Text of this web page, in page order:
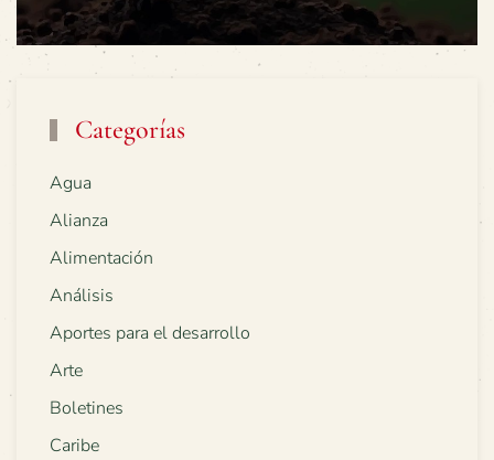
Categorías
Agua
Alianza
Alimentación
Análisis
Aportes para el desarrollo
Arte
Boletines
Caribe